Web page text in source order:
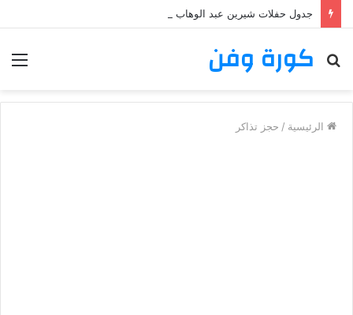
كورة وفن
بحث
الرئيسية / حجز تذاكر